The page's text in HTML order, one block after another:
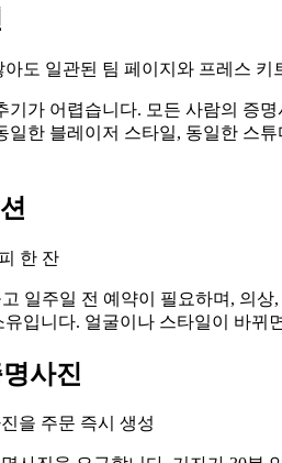
도 일관된 팀 페이지와 프레스 키
기가 어렵습니다. 모든 사람의 증
한 블레이저 스타일, 동일한 스
한 잔
일주일 전 예약이 필요하며, 의
입니다. 얼굴이나 스타일이 바
사진
을 주문 즉시 생성